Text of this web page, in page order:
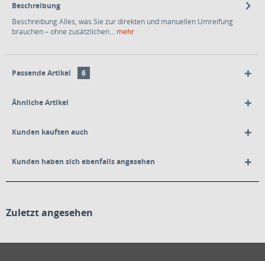
Beschreibung
Beschreibung Alles, was Sie zur direkten und manuellen Umreifung
brauchen – ohne zusätzlichen... mehr
Passende Artikel 6
Ähnliche Artikel
Kunden kauften auch
Kunden haben sich ebenfalls angesehen
Zuletzt angesehen